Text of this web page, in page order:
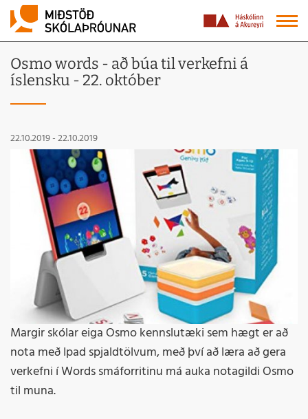
Osmo words - að búa til verkefni á
íslensku - 22. október
22.10.2019-22.10.2019
Margir skólar eiga Osmo kennslutæki sem hægt er að
nota með Ipad spjaldtölvum, með því að læra að gera
verkefni í Words smáforritinu má auka notagildi Osmo
til muna.